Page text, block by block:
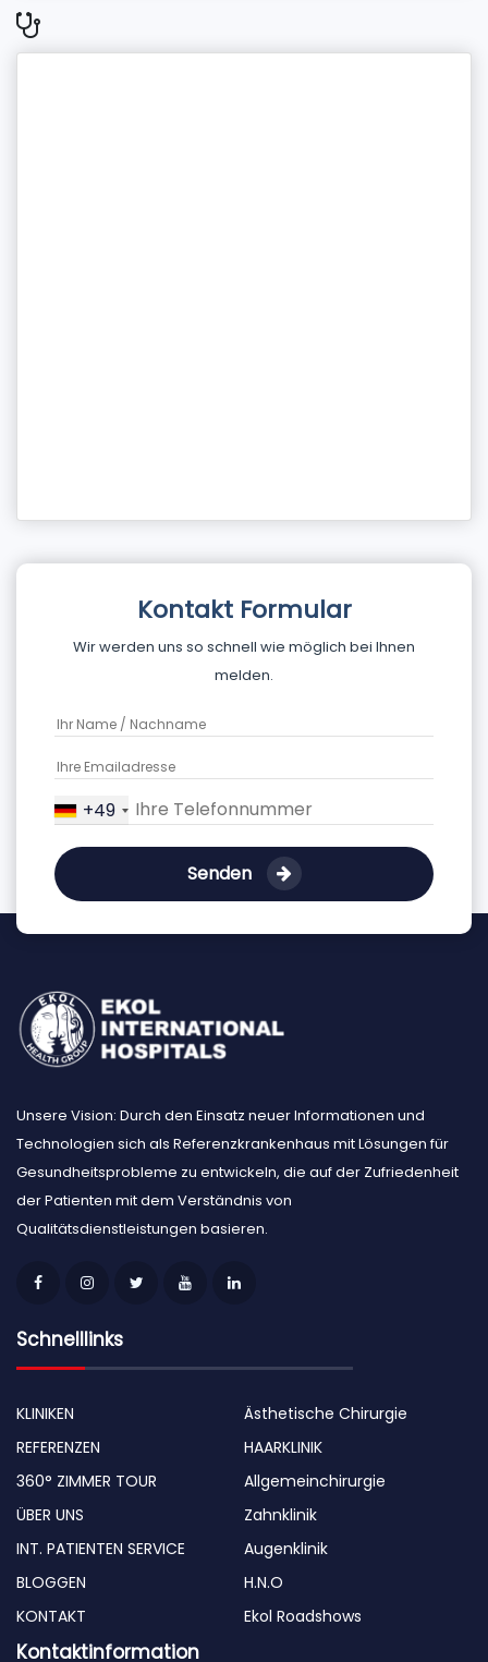
Kontakt Formular
Wir werden uns so schnell wie möglich bei Ihnen
melden.
+49
Senden
Unsere Vision: Durch den Einsatz neuer Informationen und
Technologien sich als Referenzkrankenhaus mit Lösungen für
Gesundheitsprobleme zu entwickeln, die auf der Zufriedenheit
der Patienten mit dem Verständnis von
Qualitätsdienstleistungen basieren.
Schnelllinks
KLINIKEN
REFERENZEN
360° ZIMMER TOUR
ÜBER UNS
INT. PATIENTEN SERVICE
BLOGGEN
KONTAKT
Ästhetische Chirurgie
HAARKLINIK
Allgemeinchirurgie
Zahnklinik
Augenklinik
H.N.O
Ekol Roadshows
Kontaktinformation